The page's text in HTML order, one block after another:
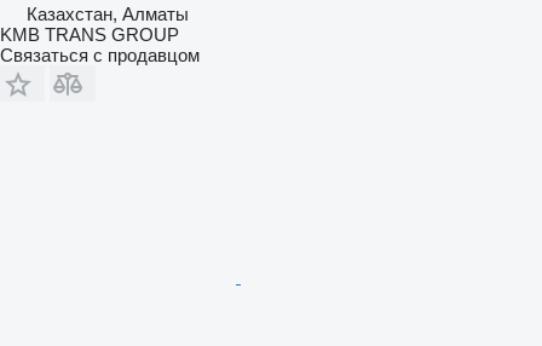
Казахстан, Алматы
KMB TRANS GROUP
Связаться с продавцом